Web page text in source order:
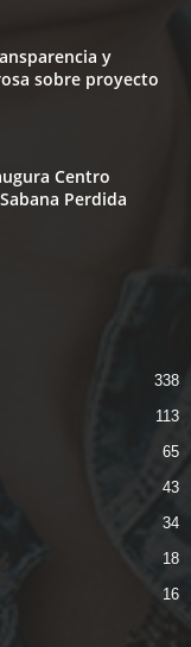
y
sobre proyecto
Centro
Perdida
338
113
65
43
34
18
16